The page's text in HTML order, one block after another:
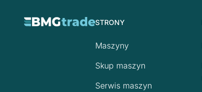
STRONY
Maszyny
Skup maszyn
Serwis maszyn